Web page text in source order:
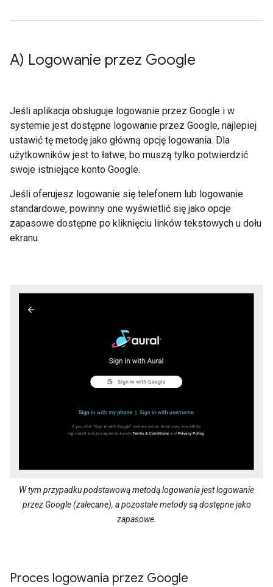
A) Logowanie przez Google
Jeśli aplikacja obsługuje logowanie przez Google i w
systemie jest dostępne logowanie przez Google, najlepiej
ustawić tę metodę jako główną opcję logowania. Dla
użytkowników jest to łatwe, bo muszą tylko potwierdzić
swoje istniejące konto Google.
Jeśli oferujesz logowanie się telefonem lub logowanie
standardowe, powinny one wyświetlić się jako opcje
zapasowe dostępne po kliknięciu linków tekstowych u dołu
ekranu.
W tym przypadku podstawową metodą logowania jest logowanie
przez Google (zalecane), a pozostałe metody są dostępne jako
zapasowe.
Proces logowania przez Google